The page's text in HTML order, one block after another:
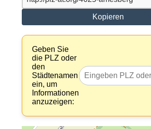
Kopieren
Geben Sie
die PLZ oder
den
Städtenamen
ein, um
Informationen
anzuzeigen: